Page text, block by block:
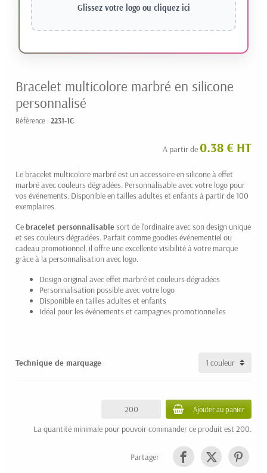
Glissez votre logo ou cliquez ici
Bracelet multicolore marbré en silicone
personnalisé
Référence : 2231-1C
A partir de 0.38 € HT
Le bracelet multicolore marbré est un accessoire en silicone à effet
marbré avec couleurs dégradées. Personnalisable avec votre logo pour
vos événements. Disponible en tailles adultes et enfants à partir de 100
exemplaires.
Cebracelet personnalisable sort de l'ordinaire avec son design unique
et ses couleurs dégradées. Parfait comme goodies événementiel ou
cadeau promotionnel, il offre une excellente visibilité à votre marque
grâce à la personnalisation avec logo.
Design original avec effet marbré et couleurs dégradées
Personnalisation possible avec votre logo
Disponible en tailles adultes et enfants
Idéal pour les événements et campagnes promotionnelles
Technique de marquage
Ajouter au panier
La quantité minimale pour pouvoir commander ce produit est 200.
Partager